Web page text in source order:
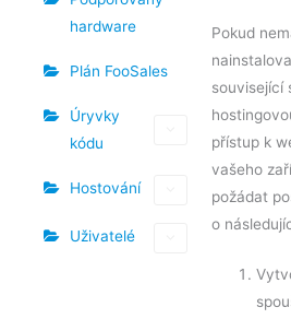
hardware
Plán FooSales
Úryvky
kódu
Hostování
Uživatelé
Pokud
související
přístup k
vašeho
požádat
o